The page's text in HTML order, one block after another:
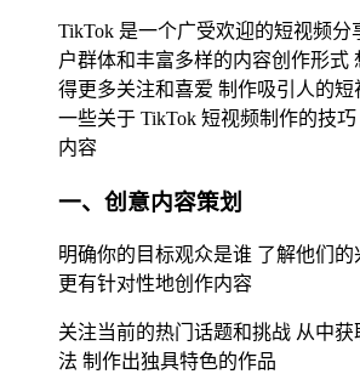
TikTok 是一个广受欢迎的短视频分
户群体和丰富多样的内容创作形式
得更多关注和喜爱 制作吸引人的
一些关于 TikTok 短视频制作的技
内容
一、创意内容策划
明确你的目标观众是谁 了解他们
更有针对性地创作内容
关注当前的热门话题和挑战 从中
法 制作出独具特色的作品